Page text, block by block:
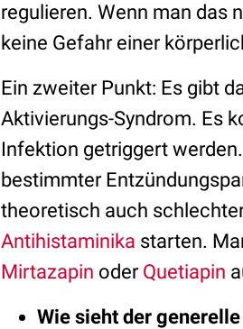
regulieren. Wenn man das
keine Gefahr einer
Ein zweiter Punkt: Es gibt
Aktivierungs-Syndrom. Es
Infektion getriggert
bestimmter
theoretisch auch
Antihistaminika starten.
Mirtazapin oder Quetiapin
Wie sieht der